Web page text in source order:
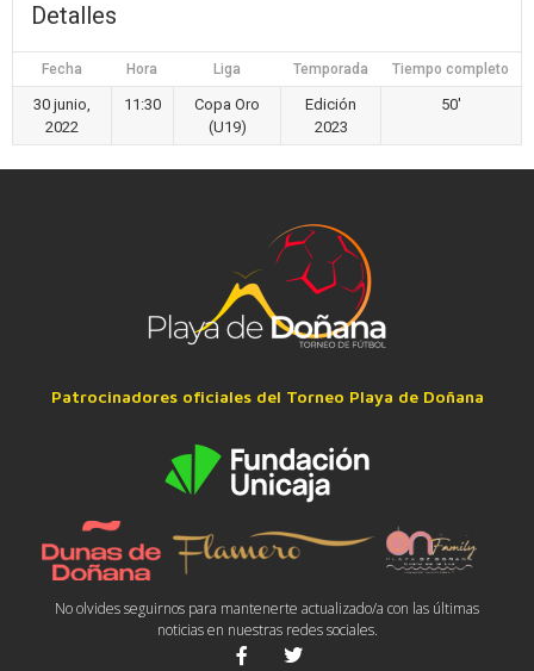
Detalles
Fecha Hora Liga Temporada Tiempo completo
30 junio,
2022
11:30
Copa Oro
(U19)
Edición
2023
50'
Patrocinadores oficiales del Torneo Playa de Doñana
No olvides seguirnos para mantenerte actualizado/a con las últimas
noticias en nuestras redes sociales.